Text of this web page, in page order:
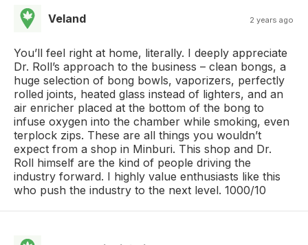
Veland 2 years ago
You’ll feel right at home, literally. I deeply appreciate
Dr. Roll’s approach to the business – clean bongs, a
huge selection of bong bowls, vaporizers, perfectly
rolled joints, heated glass instead of lighters, and an
air enricher placed at the bottom of the bong to
infuse oxygen into the chamber while smoking, even
terplock zips. These are all things you wouldn’t
expect from a shop in Minburi. This shop and Dr.
Roll himself are the kind of people driving the
industry forward. I highly value enthusiasts like this
who push the industry to the next level. 1000/10